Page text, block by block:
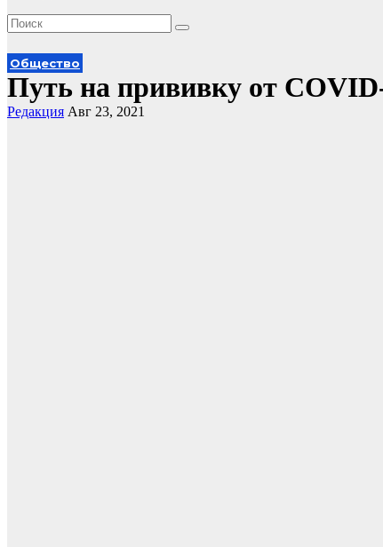
Общество
Путь на прививку от
Редакция Авг 23, 2021